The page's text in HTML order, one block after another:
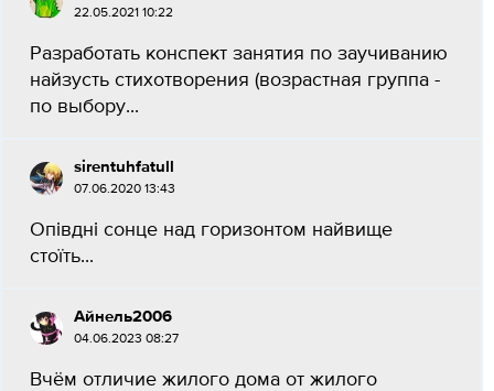
22.05.2021 10:22
Разработать конспект занятия по заучиванию
найзусть стихотворения (возрастная группа -
по выбору...
sirentuhfatull
07.06.2020 13:43
Опівдні сонце над горизонтом найвище
стоїть...
Айнель2006
04.06.2023 08:27
Вчём отличие жилого дома от жилого